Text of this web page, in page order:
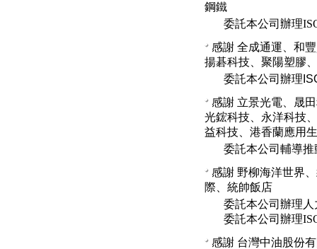
鋼鐵
委託本公司辦理
感謝 全成通運、和
揚碁科技、聚陽塑膠
委託本公司辦理
感謝 立景光電、晟
光鋐科技、永洋科技
益科技、港香蘭應用
委託本公司輔導
感謝 野柳海洋世界
際、統帥飯店
委託本公司辦理
委託本公司辦理
感謝 台灣中油股份